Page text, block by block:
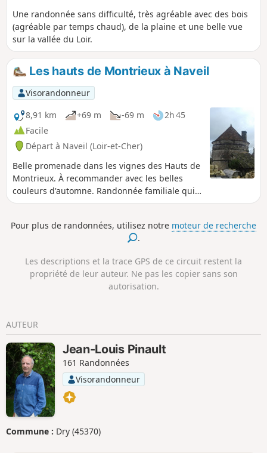
Une randonnée sans difficulté, très agréable avec des bois
(agréable par temps chaud), de la plaine et une belle vue
sur la vallée du Loir.
Les hauts de Montrieux à Naveil
Visorandonneur
8,91 km
+69 m -69 m
2h 45
Facile
Départ à Naveil (Loir-et-Cher)
Belle promenade dans les vignes des Hauts de
Montrieux. À recommander avec les belles
couleurs d'automne. Randonnée familiale qui
peut être raccourcie au retour (voir le § Infos
Pour plus de randonnées, utilisez notre moteur de recherche
.
Les descriptions et la trace GPS de ce circuit restent la
propriété de leur auteur. Ne pas les copier sans son
autorisation.
AUTEUR
Jean-Louis Pinault
161 Randonnées
Visorandonneur
Commune : Dry (45370)